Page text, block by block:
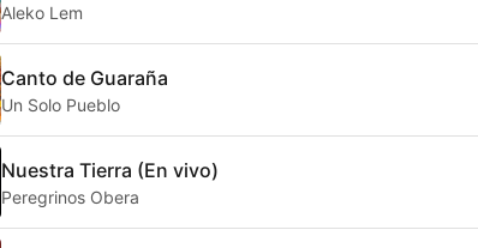
Aleko Lem
Canto de Guaraña
Un Solo Pueblo
Nuestra Tierra (En vivo)
Peregrinos Obera